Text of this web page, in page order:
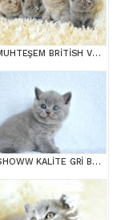
MUHTEŞEM BRİTİSH VE SCOTTİSH YAVRULAR
SHOWW KALİTE GRİ BRİTİSH SHORTHAİR YAVRUMUZ